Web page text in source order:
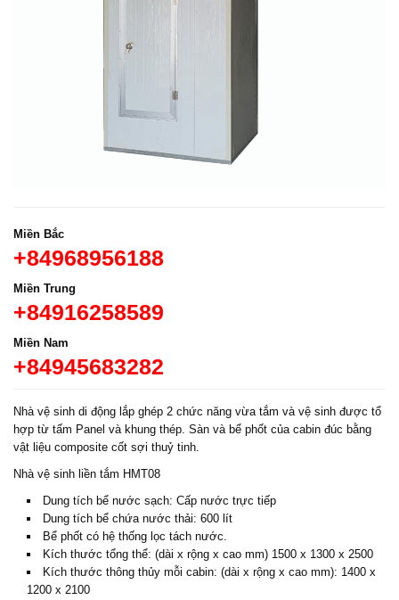
Miền Bắc
+84968956188
Miền Trung
+84916258589
Miền Nam
+84945683282
Nhà vệ sinh di động lắp ghép 2 chức năng vừa tắm và vệ sinh được tổ
hợp từ tấm Panel và khung thép. Sàn và bể phốt của cabin đúc bằng
vật liệu composite cốt sợi thuỷ tinh.
Nhà vệ sinh liền tắm HMT08
Dung tích bể nước sạch: Cấp nước trực tiếp
Dung tích bể chứa nước thải: 600 lít
Bể phốt có hệ thống lọc tách nước.
Kích thước tổng thể: (dài x rộng x cao mm) 1500 x 1300 x 2500
Kích thước thông thủy mỗi cabin: (dài x rộng x cao mm): 1400 x
1200 x 2100